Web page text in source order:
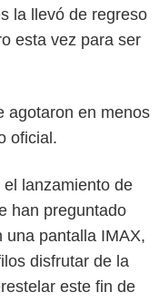
la llevó de regreso
esta vez para ser
agotaron en menos
oficial.
lanzamiento de
han preguntado
pantalla IMAX,
disfrutar de la
este fin de